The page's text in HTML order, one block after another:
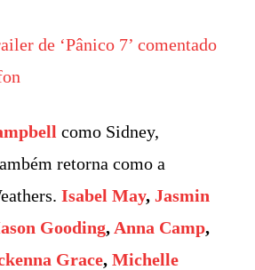
de ‘Pânico 7’ comentado
como Sidney,
retorna como a
Isabel May, Jasmin
Gooding, Anna Camp,
Grace, Michelle